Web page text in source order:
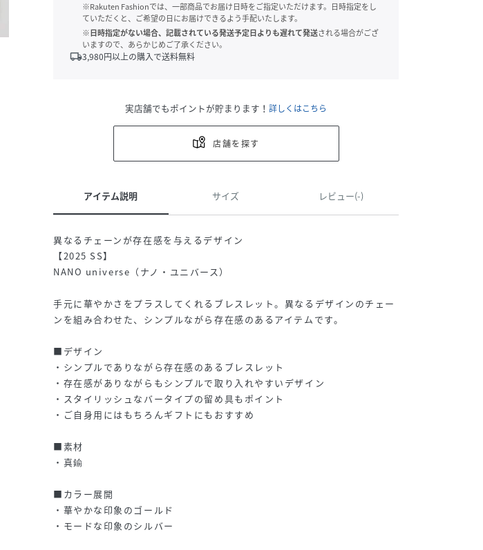
※Rakuten Fashionでは、一部商品でお届け日時をご指定いただけます。日時指定をし
ていただくと、ご希望の日にお届けできるよう手配いたします。
※日時指定がない場合、記載されている発送予定日よりも遅れて発送される場合がござ
いますので、あらかじめご了承ください。
local_shipping3,980円以上の購入で送料無料
実店舗でもポイントが貯まります！ 詳しくはこちら
店舗を探す
アイテム説明 サイズ レビュー(-)
異なるチェーンが存在感を与えるデザイン
【2025 SS】
NANO universe（ナノ・ユニバース）
手元に華やかさをプラスしてくれるブレスレット。異なるデザインのチェー
ンを組み合わせた、シンプルながら存在感のあるアイテムです。
■デザイン
・シンプルでありながら存在感のあるブレスレット
・存在感がありながらもシンプルで取り入れやすいデザイン
・スタイリッシュなバータイプの留め具もポイント
・ご自身用にはもちろんギフトにもおすすめ
■素材
・真鍮
■カラー展開
・華やかな印象のゴールド
・モードな印象のシルバー